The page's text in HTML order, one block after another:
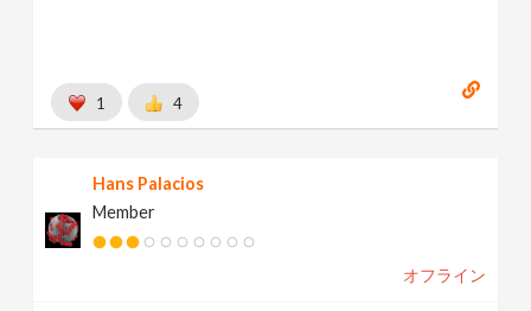
1 4
Hans Palacios
Member
オフライン